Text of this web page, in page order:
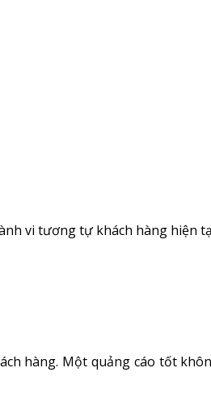
vi tương tự khách hàng hiện
hàng. Một quảng cáo tốt